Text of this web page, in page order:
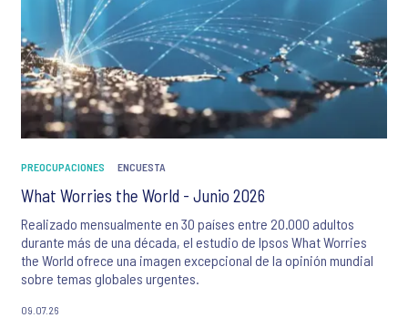
PREOCUPACIONES ENCUESTA
What Worries the World - Junio 2026
Realizado mensualmente en 30 países entre 20.000 adultos
durante más de una década, el estudio de Ipsos What Worries
the World ofrece una imagen excepcional de la opinión mundial
sobre temas globales urgentes.
09.07.26